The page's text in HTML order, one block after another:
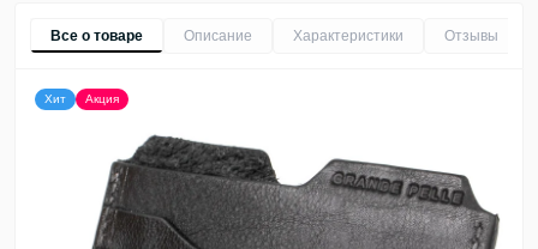
Все о товаре Описание Характеристики Отзывы
Хит Акция